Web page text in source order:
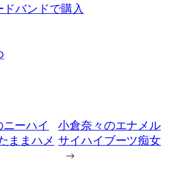
バンドで購入
ーハイ
ままハメ
小倉奈々のエナメル
サイハイブーツ痴女
→